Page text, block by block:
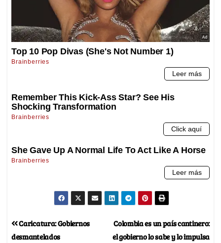
Colombia es un país cantinero:
el gobierno lo sabe y lo impulsa
Caricatura: Gobiernos
desmantelados